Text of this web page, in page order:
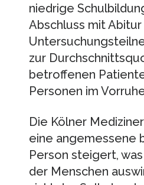
niedrige
Abschluss mit
zur
betroffenen
Personen im
Die Kölner
eine angemessene
Person steigert,
der Menschen